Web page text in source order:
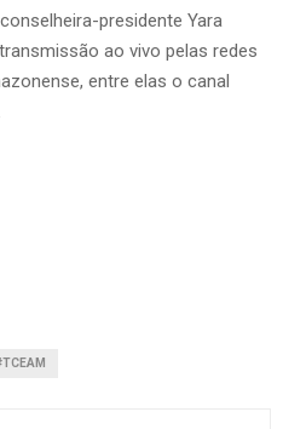
presidente Yara
ao vivo pelas redes
entre elas o canal